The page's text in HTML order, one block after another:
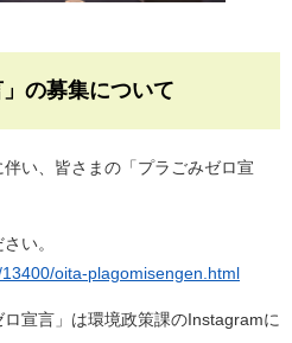
の募集について
い、皆さまの「プラごみゼロ宣
い。
oita-plagomisengen.html
宣言」は環境政策課のInstagramに